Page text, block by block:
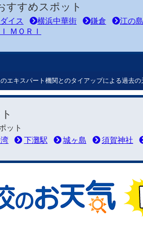
すすめスポット
イス 横浜中華街 鎌倉 江の島
ＭＯＲＩ
エキスパート機関とのタイアップによる過去の
ット
下灘駅 城ヶ島 須賀神社